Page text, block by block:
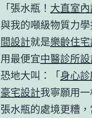
「張水瓶！ 大直室
與我的噸級物質力學
間設計就是樂齡住
用最便宜中醫診所
恐地大叫：「身心
豪宅設計我寧願用
張水瓶的處境更糟